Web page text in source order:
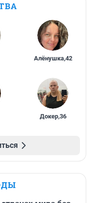
Алёнушка,42
Докер,36